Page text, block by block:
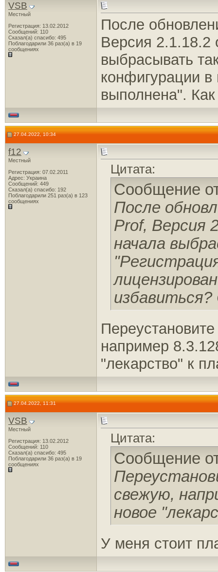
VSB
Местный
Регистрация: 13.02.2012
Сообщений: 110
Сказал(а) спасибо: 495
Поблагодарили 36 раз(а) в 19
сообщениях
После
Версия 2.1.18.2
выбрасывать
конфигурации
выполнена". Как
27.04.2022, 10:34
f12
Местный
Регистрация: 07.02.2011
Адрес: Украина
Сообщений: 449
Сказал(а) спасибо: 192
Поблагодарили 251 раз(а) в 123
сообщениях
Цитата:
Сообщение
После
Prof, Версия
начала
например
"лекарство" к
27.04.2022, 11:31
VSB
Местный
Регистрация: 13.02.2012
Сообщений: 110
Сказал(а) спасибо: 495
Поблагодарили 36 раз(а) в 19
сообщениях
Цитата:
Сообщение
свежую,
новое
У меня стоит